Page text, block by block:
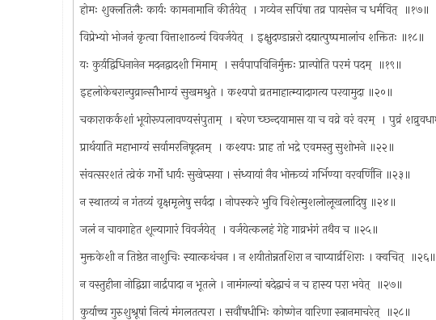
होमः शुक्लतिलैः कार्यः कामनामानि कीर्तयेत् ‍ । गव्येन सपिंषा तव्र पायसेन च धर्मवित् ‍ ॥१७॥
विप्रेभ्यो भोजनं कृत्वा वित्ताशाठन्यं विवर्जयेत् ‍ । इक्षुदण्डान्नरो दद्यात्पुष्पमालांच शक्तितः ॥१८॥
यः कुर्य़द्विधिनानेन मदनद्वादशी मिमाम् ‍ । सर्वपापविनिर्मुक्तः प्रान्पोति परमं पदम् ‍ ॥१९॥
इहलोकेबरान्पुव्रान्सौभाग्यं सुखमश्रुते । कश्यपो व्रतमाहात्म्यादागत्य परयामुदा ॥२०॥
चकाराकर्कशां भूयोरूपलावण्यसंपुताम् ‍ । बरेण च्छ्न्दयामास या च वव्रे वरं वरम् ‍ । पुव्रं
प्रार्थयाति महाभाग्यं सर्वामरनिषूदनम् ‍ । कश्यपः प्राह तां भद्रे एवमस्तु सुशोभने ॥२२॥
संवत्सरशतं त्व्रेकं गर्भो धार्यः सुखेप्सया । संध्यायां नैव भोक्तव्यं गर्भिण्या वरवर्णिनि ॥२३॥
न स्थातव्यं न गंतव्यं वृक्षमृलेषु सर्वदा । नोपस्करे भुवि विशेत्मुशलोलूखलादिषु ॥२४॥
जलं न चावगाहेत शून्यागारं विवर्जयेत् ‍ । वर्जयेत्कलहं गेहे गाव्रभंगं तथैव च ॥२५॥
मुक्तकेशी न तिष्ठेत नाशुचिः स्यात्कथंचन । न शयीतोन्नतशिरा न चाप्यार्व्रशिराः । क्वचित् ‍ ॥२६॥
न वस्तुहीना नोद्विग्ना नार्द्रपादा न भूतले । नामंगल्यां बदेद्वाचं न च हास्य परा भवेत् ‍ ॥२७॥
कुर्याच्च गुरुशुश्रूषां नित्यं मंगलतत्परा । सवौंषधीभिः कोष्णेन वारिणा स्त्रानमाचरेत् ‍ ॥२८॥